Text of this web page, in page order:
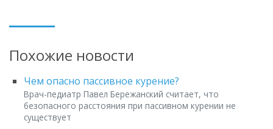
Похожие новости
Чем опасно пассивное курение?
Врач-педиатр Павел Бережанский считает, что
безопасного расстояния при пассивном курении не
существует